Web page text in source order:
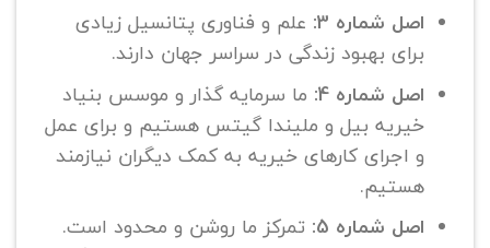
اصل شماره 3:
علم و فناوری پتانسیل زیادی
برای بهبود زندگی در سراسر جهان دارند.
اصل شماره 4:
ما سرمایه گذار و موسس بنیاد
خیریه بیل و ملیندا گیتس هستیم و برای عمل
و اجرای کارهای خیریه به کمک دیگران نیازمند
هستیم.
اصل شماره 5:
تمرکز ما روشن و محدود است.